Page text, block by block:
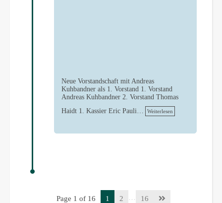
Neue Vorstandschaft mit Andreas
Kuhbandner als 1. Vorstand 1. Vorstand
Andreas Kuhbandner 2. Vorstand Thomas
Haidt 1. Kassier Eric Pauli…
Weiterlesen
Page 1 of 16 1 2 … 16